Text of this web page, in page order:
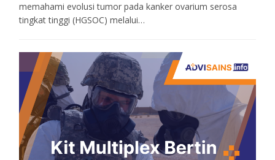
memahami evolusi tumor pada kanker ovarium serosa
tingkat tinggi (HGSOC) melalui…